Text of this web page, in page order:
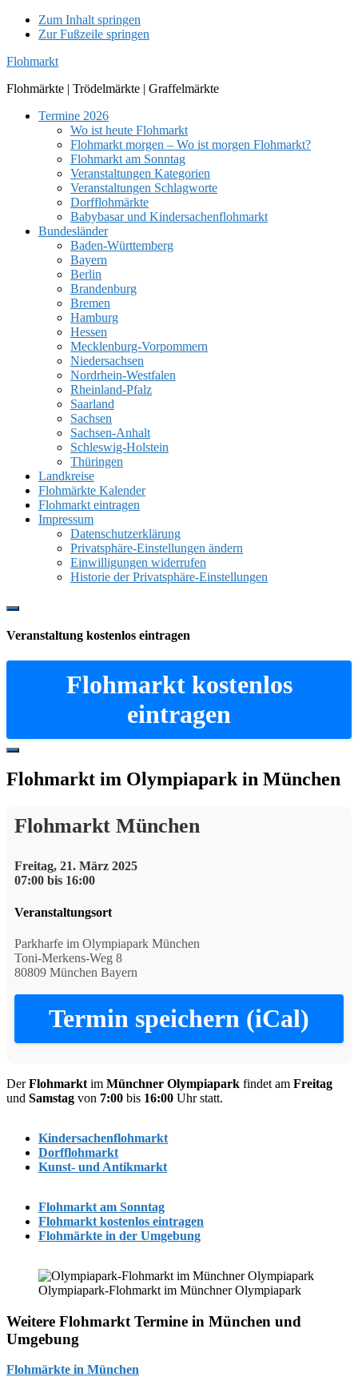
Zum Inhalt springen
Zur Fußzeile springen
Flohmarkt
Flohmärkte | Trödelmärkte | Graffelmärkte
Termine 2026
Wo ist heute Flohmarkt
Flohmarkt morgen – Wo ist morgen Flohmarkt?
Flohmarkt am Sonntag
Veranstaltungen Kategorien
Veranstaltungen Schlagworte
Dorfflohmärkte
Babybasar und Kindersachenflohmarkt
Bundesländer
Baden-Württemberg
Bayern
Berlin
Brandenburg
Bremen
Hamburg
Hessen
Mecklenburg-Vorpommern
Niedersachsen
Nordrhein-Westfalen
Rheinland-Pfalz
Saarland
Sachsen
Sachsen-Anhalt
Schleswig-Holstein
Thüringen
Landkreise
Flohmärkte Kalender
Flohmarkt eintragen
Impressum
Datenschutzerklärung
Privatsphäre-Einstellungen ändern
Einwilligungen widerrufen
Historie der Privatsphäre-Einstellungen
Show
Content
Veranstaltung kostenlos eintragen
Flohmarkt kostenlos
eintragen
Hide
Content
Flohmarkt im Olympiapark in München
Flohmarkt München
Freitag, 21. März 2025
07:00 bis 16:00
Veranstaltungsort
Parkharfe im Olympiapark München
Toni-Merkens-Weg 8
80809 München Bayern
Termin speichern (iCal)
DerFlohmarkt im Münchner Olympiapark findet am Freitag
und Samstag von 7:00 bis 16:00 Uhr statt.
Kindersachenflohmarkt
Dorfflohmarkt
Kunst- und Antikmarkt
Flohmarkt am Sonntag
Flohmarkt kostenlos eintragen
Flohmärkte in der Umgebung
Olympiapark-Flohmarkt im Münchner Olympiapark
Weitere Flohmarkt Termine in München und
Umgebung
Flohmärkte in München